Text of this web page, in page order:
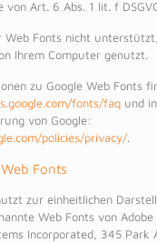
von Art. 6 Abs. 1 lit. f
Web Fonts nicht
Ihrem Computer genutzt.
zu Google Web Fonts
fonts/faq und
von Google:
policies/privacy/.
Fonts
zur einheitlichen
Web Fonts von
Incorporated, 345 Park